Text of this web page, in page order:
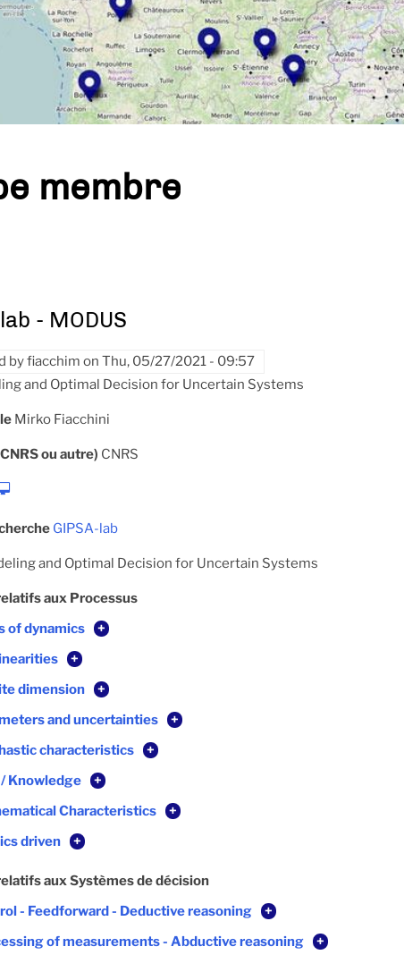
membre
- MODUS
byfiacchim on Thu, 05/27/2021 - 09:57
and Optimal Decision for Uncertain Systems
Mirko Fiacchini
ou autre) CNRS
GIPSA-lab
and Optimal Decision for Uncertain Systems
aux Processus
of dynamics
+
+
dimension
+
and uncertainties
+
characteristics
+
Knowledge
+
Characteristics
+
driven
+
aux Systèmes de décision
- Feedforward - Deductive reasoning
+
of measurements - Abductive reasoning
+